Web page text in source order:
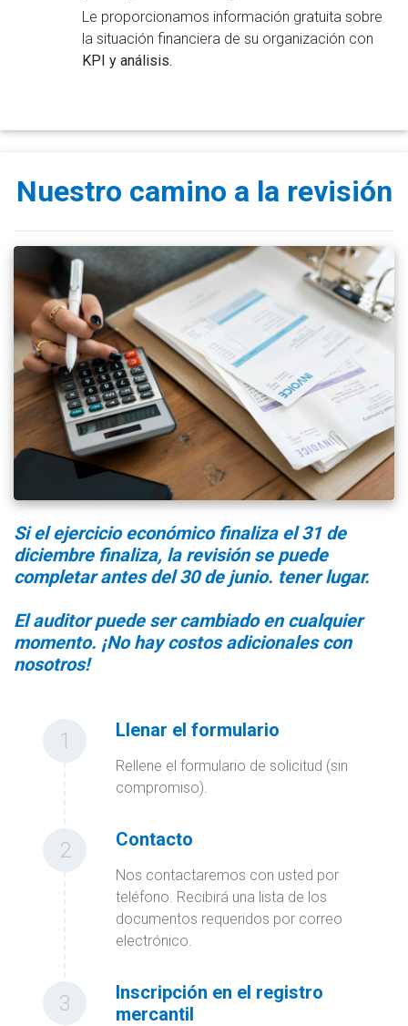
Le proporcionamos información gratuita sobre
la situación financiera de su organización con
KPI y análisis.
Nuestro camino a la revisión
Si el ejercicio económico finaliza el 31 de
diciembre finaliza, la revisión se puede
completar antes del 30 de junio. tener lugar.
El auditor puede ser cambiado en cualquier
momento. ¡No hay costos adicionales con
nosotros!
1 Llenar el formulario
Rellene el formulario de solicitud (sin
compromiso).
2 Contacto
Nos contactaremos con usted por
teléfono. Recibirá una lista de los
documentos requeridos por correo
electrónico.
3
Inscripción en el registro
mercantil